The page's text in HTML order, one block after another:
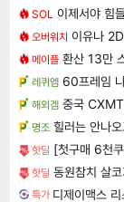
SOL 이제서야 힘
오버워치 이유나
메이플 환산 13만
레퀴엠 60프레임
해외겜 중국
명조 힐러는 안나
핫딜 [첫구매 6천쿠폰
핫딜 동원참치 살
특가